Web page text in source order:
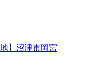
】沼津市岡宮